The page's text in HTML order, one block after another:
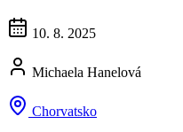
10. 8. 2025
Michaela Hanelová
Chorvatsko